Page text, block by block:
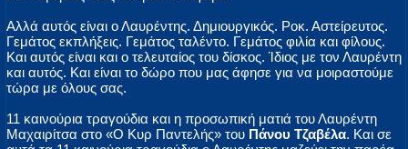
Αλλά αυτός είναι ο Λαυρέντης. Δημιουργικός. Ροκ. Αστείρευτος.
Γεμάτος εκπλήξεις. Γεμάτος ταλέντο. Γεμάτος φιλία και φίλους.
Και αυτός είναι και ο τελευταίος του δίσκος. Ίδιος με τον Λαυρέντη
και αυτός. Και είναι το δώρο που μας άφησε για να μοιραστούμε
τώρα με όλους σας.
11 καινούρια τραγούδια και η προσωπική ματιά του Λαυρέντη
Μαχαιρίτσα στο «Ο Κυρ Παντελής» του Πάνου Τζαβέλα. Και σε